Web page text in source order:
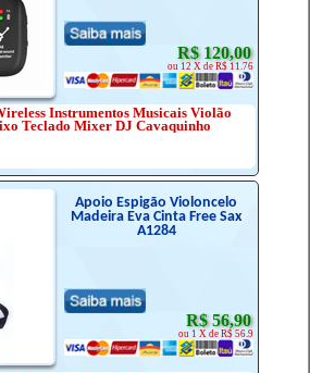
R$ 120,00
ou 12 X de R$ 11.76
Instrumentos Musicais Violão
Teclado Mixer DJ Cavaquinho
Apoio Espigão Violoncelo
Madeira Eva Cinta Free Sax
A1284
R$ 56,90
ou 1 X de R$ 56.9